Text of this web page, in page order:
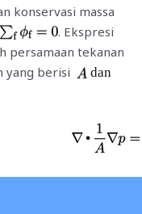
konservasi massa
. Ekspresi
persamaan tekanan
yang berisi
dan